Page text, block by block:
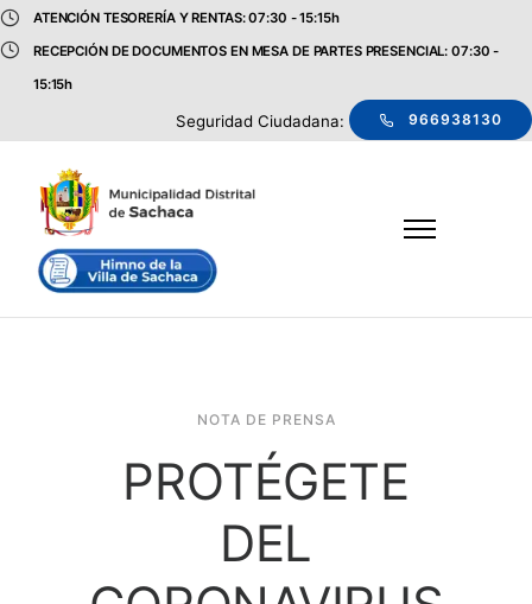
ATENCIÓN TESORERÍA Y RENTAS: 07:30 - 15:15h
RECEPCIÓN DE DOCUMENTOS EN MESA DE PARTES PRESENCIAL: 07:30 -
15:15h
Seguridad Ciudadana: 966938130
NOTA DE PRENSA
PROTÉGETE
DEL